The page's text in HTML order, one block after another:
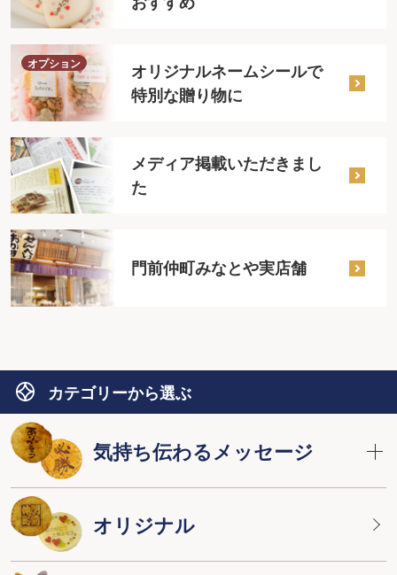
オプション
オリジナルネームシールで
特別な贈り物に
メディア掲載いただきまし
た
門前仲町みなとや実店舗
カテゴリーから選ぶ
気持ち伝わるメッセージ
オリジナル